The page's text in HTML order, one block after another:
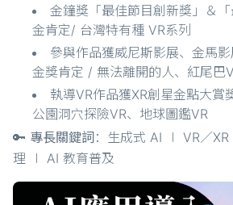
金鐘獎「最佳節目創新獎」＆
金肯定/ 台灣特有種 VR系列
參與作品獲威尼斯影展、金馬
金獎肯定 / 無法離開的人、紅尾巴
執導VR作品獲XR創星金點大賞
公園洞穴探險VR、地球圖鑑VR
🔑 專長關鍵詞 ：生成式 AI ∣ VR／
理 ∣ AI 教育普及